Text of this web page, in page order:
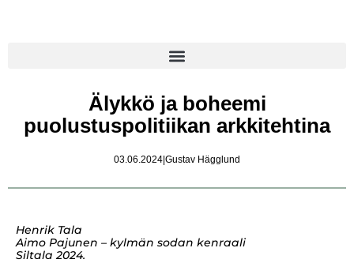
Älykkö ja boheemi
puolustuspolitiikan arkkitehtina
03.06.2024 Gustav Hägglund
Henrik Tala
Aimo Pajunen – kylmän sodan kenraali
Siltala 2024.